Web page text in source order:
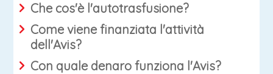
Che cos'è l'autotrasfusione?
Come viene finanziata l'attività
dell'Avis?
Con quale denaro funziona l'Avis?